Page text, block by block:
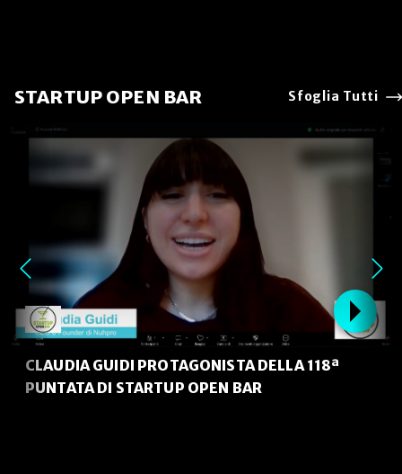
STARTUP OPEN BAR Sfoglia Tutti
CLAUDIA GUIDI PROTAGONISTA DELLA 118ª
PUNTATA DI STARTUP OPEN BAR